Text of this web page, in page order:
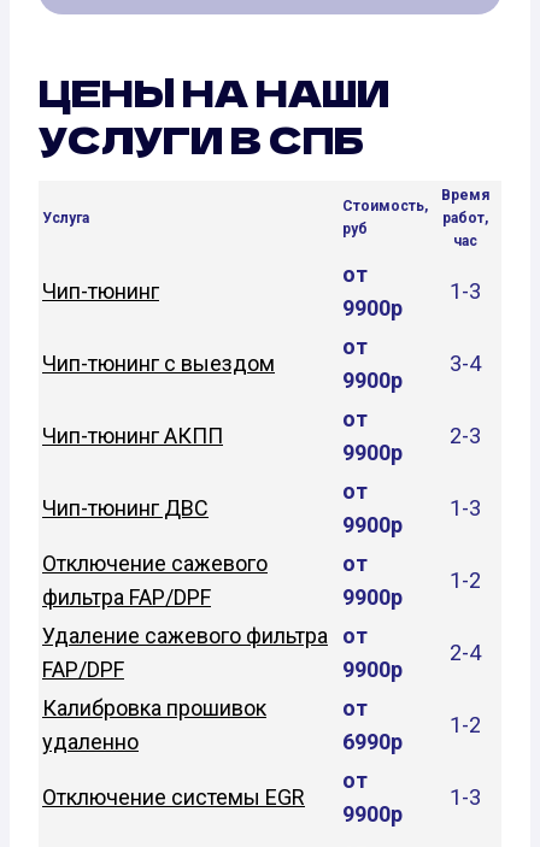
ЦЕНЫ НА НАШИ
УСЛУГИ В СПБ
Услуга
Стоимость,
руб
Время
работ,
час
Чип-тюнинг
от
9900р
1-3
Чип-тюнинг с выездом
от
9900р
3-4
Чип-тюнинг АКПП
от
9900р
2-3
Чип-тюнинг ДВС
от
9900р
1-3
Отключение сажевого
фильтра FAP/DPF
от
9900р
1-2
Удаление сажевого фильтра
FAP/DPF
от
9900р
2-4
Калибровка прошивок
удаленно
от
6990р
1-2
Отключение системы EGR
от
9900р
1-3